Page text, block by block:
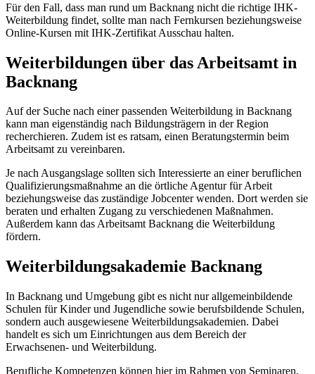
Für den Fall, dass man rund um Backnang nicht die richtige IHK-
Weiterbildung findet, sollte man nach Fernkursen beziehungsweise
Online-Kursen mit IHK-Zertifikat Ausschau halten.
Weiterbildungen über das Arbeitsamt in
Backnang
Auf der Suche nach einer passenden Weiterbildung in Backnang
kann man eigenständig nach Bildungsträgern in der Region
recherchieren. Zudem ist es ratsam, einen Beratungstermin beim
Arbeitsamt zu vereinbaren.
Je nach Ausgangslage sollten sich Interessierte an einer beruflichen
Qualifizierungsmaßnahme an die örtliche Agentur für Arbeit
beziehungsweise das zuständige Jobcenter wenden. Dort werden sie
beraten und erhalten Zugang zu verschiedenen Maßnahmen.
Außerdem kann das Arbeitsamt Backnang die Weiterbildung
fördern.
Weiterbildungsakademie Backnang
In Backnang und Umgebung gibt es nicht nur allgemeinbildende
Schulen für Kinder und Jugendliche sowie berufsbildende Schulen,
sondern auch ausgewiesene Weiterbildungsakademien. Dabei
handelt es sich um Einrichtungen aus dem Bereich der
Erwachsenen- und Weiterbildung.
Berufliche Kompetenzen können hier im Rahmen von Seminaren,